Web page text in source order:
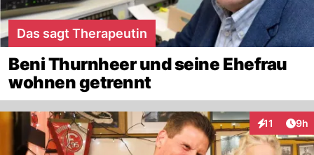
Das sagt Therapeutin
Beni Thurnheer und seine Ehefrau
wohnen getrennt
11 9h